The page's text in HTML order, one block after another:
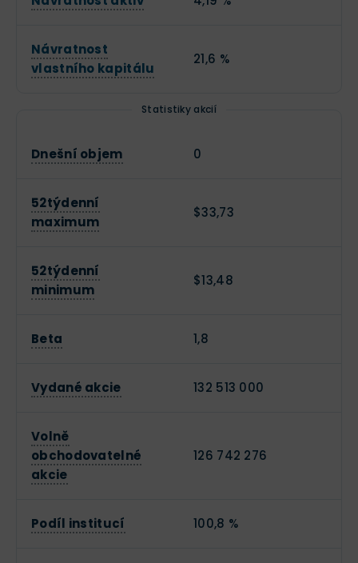
Návratnost
vlastního kapitálu
21,6 %
Statistiky akcií
Dnešní objem 0
52týdenní
maximum
$33,73
52týdenní
minimum
$13,48
Beta 1,8
Vydané akcie 132 513 000
Volně
obchodovatelné
akcie
126 742 276
Podíl institucí 100,8 %